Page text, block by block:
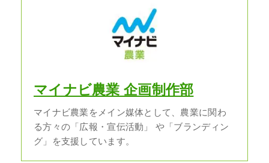
マイナビ農業 企画制作部
マイナビ農業をメイン媒体として、農業に関わ
る方々の「広報・宣伝活動」 や「ブランディン
グ」を支援しています。